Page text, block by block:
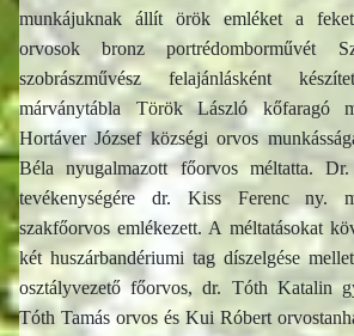
munkájuknak állít örök emléket a
orvosok bronz portrédomborművét
szobrászművész felajánlásként
márványtábla Török László kőfaragó
Hortáver József községi orvos
Béla nyugalmazott főorvos méltatta.
tevékenységére dr. Kiss Ferenc ny.
szakfőorvos emlékezett. A méltatásokat
két huszárbandériumi tag díszelgése
osztályvezető főorvos, dr. Tóth Katalin
Tóth Tamás orvos és Kui Róbert